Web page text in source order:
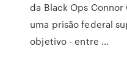
da Black Ops
uma prisão federal
objetivo - entre …